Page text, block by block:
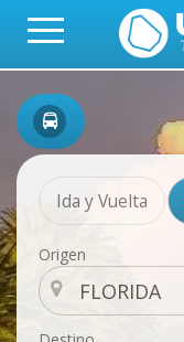
Ida y Vuelta
Origen